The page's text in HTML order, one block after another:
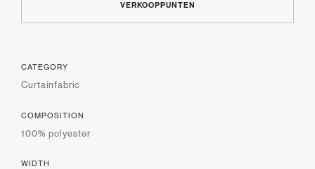
VERKOOPPUNTEN
CATEGORY
Curtainfabric
COMPOSITION
100% polyester
WIDTH